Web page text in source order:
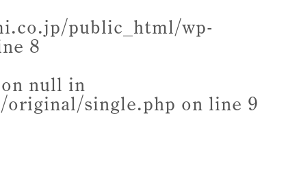
public_html/wp-
8
null in
original/single.php on line 9